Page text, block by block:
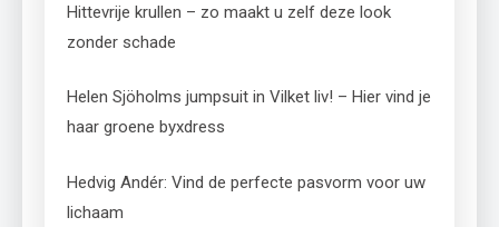
Hittevrije krullen – zo maakt u zelf deze look
zonder schade
Helen Sjöholms jumpsuit in Vilket liv! – Hier vind je
haar groene byxdress
Hedvig Andér: Vind de perfecte pasvorm voor uw
lichaam